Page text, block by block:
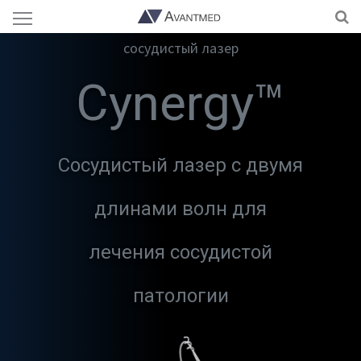
сосудистый лазер
Cynergy™
Сосудистый лазер с двумя
длинами волн для
лечения сосудистой
патологии